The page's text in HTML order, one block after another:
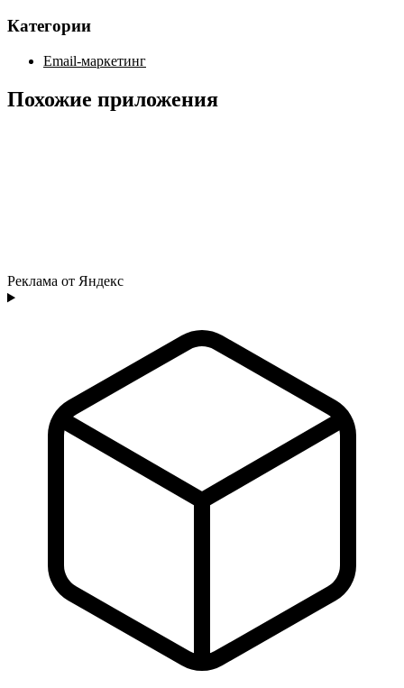
Категории
Email-маркетинг
Похожие приложения
Реклама от Яндекс